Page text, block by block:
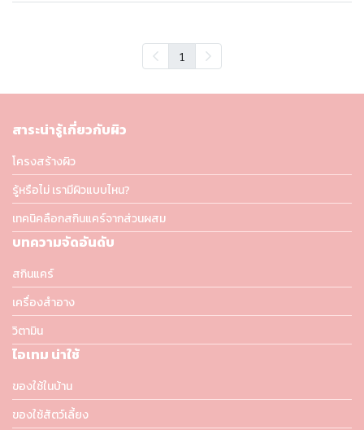
1
สาระน่ารู้เกี่ยวกับผิว
โครงสร้างผิว
รู้หรือไม่ เรามีผิวแบบไหน?
เทคนิคลือกสกินแคร์จากส่วนผสม
บทความจัดอันดับ
สกินแคร์
เครื่องสำอาง
วิตามิน
ไอเทม น่าใช้
ของใช้ในบ้าน
ของใช้สัตว์เลี้ยง